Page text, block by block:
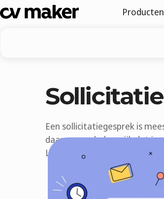
Producten
Een sollicitatiegesprek is
daarom erg belangrijk dat je
Lees onze blogs met tips &